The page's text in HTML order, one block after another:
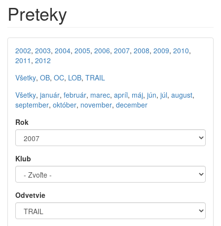
Preteky
2002, 2003, 2004, 2005, 2006, 2007, 2008, 2009, 2010,
2011 , 2012
Všetky, OB, OC, LOB, TRAIL
Všetky, január, február, marec, apríl, máj, jún, júl, august,
september, október, november, december
Rok
Klub
Odvetvie